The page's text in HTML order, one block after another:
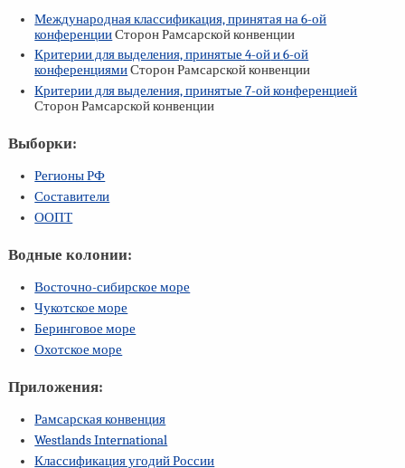
Международная классификация, принятая на6-ой
конференцииСторон Рамсарской конвенции
Критерии для выделения, принятые4-ойи6-ой
конференциямиСторон Рамсарской конвенции
Критерии для выделения, принятые7-ойконференцией
Сторон Рамсарской конвенции
Выборки:
Регионы РФ
Составители
ООПТ
Водные колонии:
Восточно-сибирское море
Чукотское море
Беринговое море
Охотское море
Приложения:
Рамсарская конвенция
Westlands International
Классификация угодий России